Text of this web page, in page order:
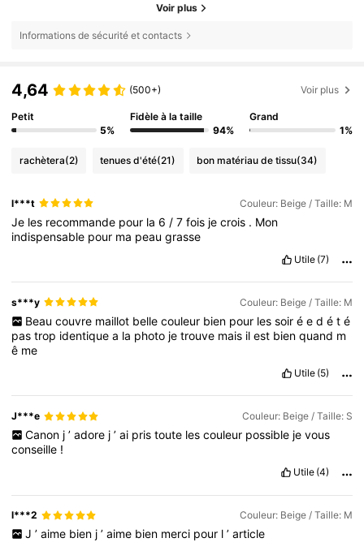
Voir plus
Informations de sécurité et contacts
4,64 (500+) Voir plus
Petit
5%
Fidèle à la taille
94%
Grand
1%
rachètera(2) tenues d'été(21) bon matériau de tissu(34)
l***t Couleur: Beige / Taille: M
Je les recommande pour la 6 /7fois jecrois . Mon
indispensable pour ma peaugrasse
Utile (7)
s***y Couleur: Beige / Taille: M
Beau couvre maillot belle couleur bien pour les soir é e d é t é
pastrop identiquea la photo jetrouve mais ilest bienquand m
ê me
Utile (5)
J***e Couleur: Beige / Taille: S
Canon j ’ adore j ’ ai pris toute les couleur possible je vous
conseille !
Utile (4)
l***2 Couleur: Beige / Taille: M
J ’ aime bien j ’ aime bien merci pour l ’ article